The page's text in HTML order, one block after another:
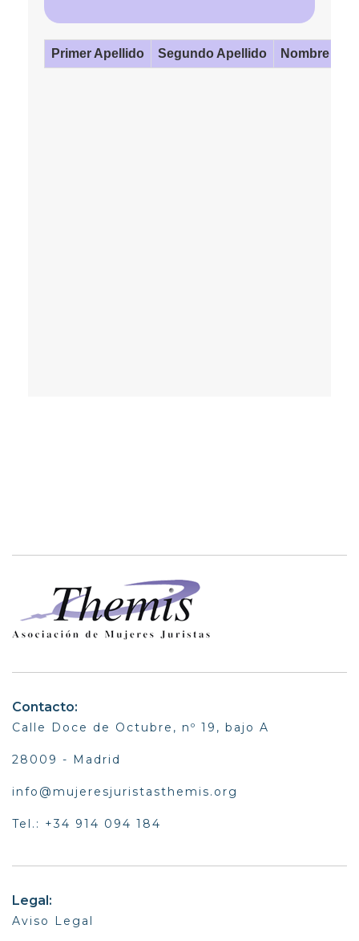
Contacto:
Calle Doce de Octubre, nº 19, bajo A
28009 - Madrid
info@mujeresjuristasthemis.org
Tel.: +34 914 094 184
Legal:
Aviso Legal